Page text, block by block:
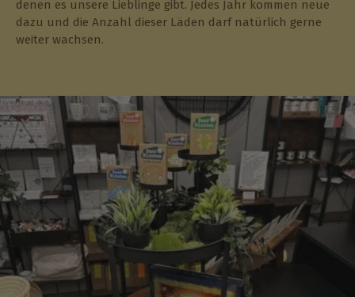
denen es unsere Lieblinge gibt. Jedes Jahr kommen neue
dazu und die Anzahl dieser Läden darf natürlich gerne
weiter wachsen.